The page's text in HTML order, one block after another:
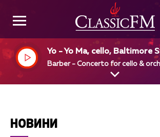
Yo - Yo Ma, cello, Baltimore
a, David Zinman, dir
Barber - Concerto for cello &
НОВИНИ